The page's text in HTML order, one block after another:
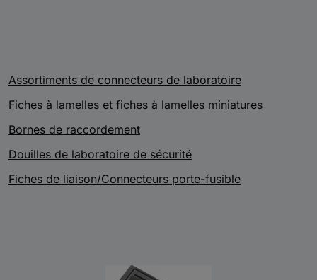
Assortiments de connecteurs de laboratoire
Fiches à lamelles et fiches à lamelles miniatures
Bornes de raccordement
Douilles de laboratoire de sécurité
Fiches de liaison/Connecteurs porte-fusible